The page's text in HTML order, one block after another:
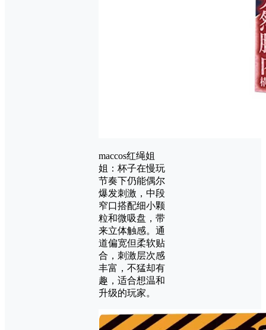
maccos红绳姐
姐：杯子在慢玩
节奏下仍能偶尔
爆发刺激，中段
窄口搭配细小颗
粒和微吸盘，带
来立体触感。通
道偏宽但柔软贴
合，刺激层次感
丰富，不猛却有
趣，适合想温和
升级的玩家。